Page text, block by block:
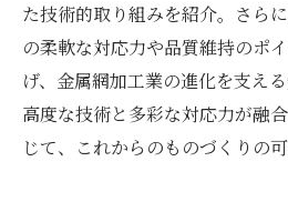
た技術的取り組みを紹介。さら
の柔軟な対応力や品質維持のポ
げ、金属網加工業の進化を支え
高度な技術と多彩な対応力が融
じて、これからのものづくりの可